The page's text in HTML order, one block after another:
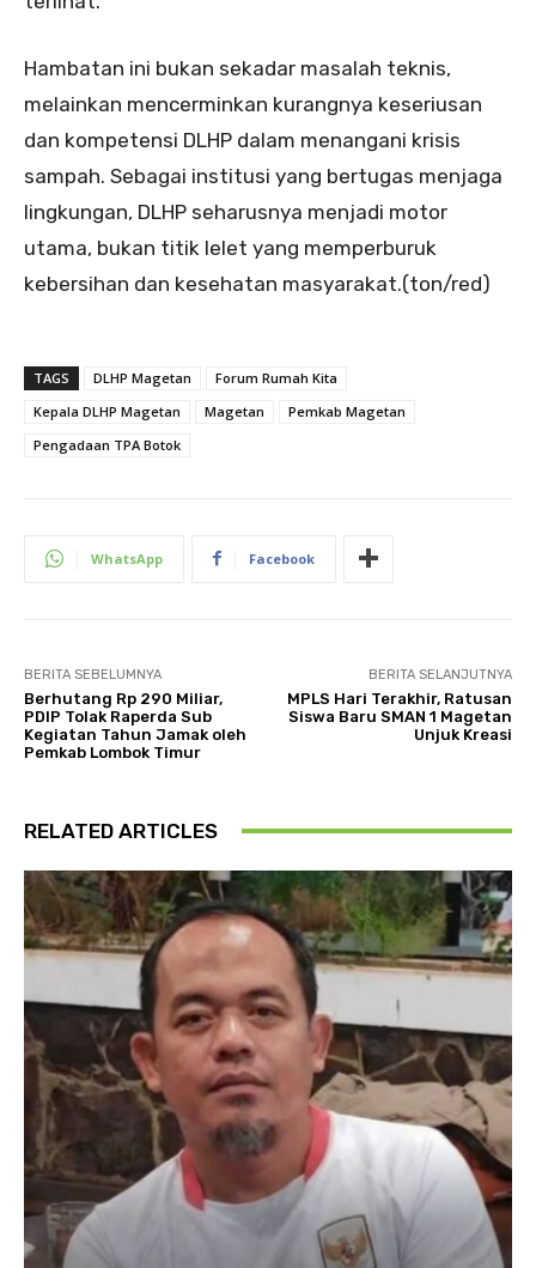
Hambatan ini bukan sekadar masalah teknis,
melainkan mencerminkan kurangnya keseriusan
dan kompetensi DLHP dalam menangani krisis
sampah. Sebagai institusi yang bertugas menjaga
lingkungan, DLHP seharusnya menjadi motor
utama, bukan titik lelet yang memperburuk
kebersihan dan kesehatan masyarakat.(ton/red)
TAGS DLHP Magetan
Forum Rumah Kita
Kepala DLHP Magetan
Magetan
Pemkab Magetan
Pengadaan TPA Botok
WhatsApp Facebook
BERITA SEBELUMNYA
Berhutang Rp 290 Miliar,
PDIP Tolak Raperda Sub
Kegiatan Tahun Jamak oleh
Pemkab Lombok Timur
BERITA SELANJUTNYA
MPLS Hari Terakhir, Ratusan
Siswa Baru SMAN 1 Magetan
Unjuk Kreasi
RELATED ARTICLES